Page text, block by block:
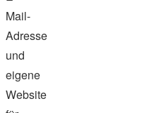
Mail-
Adresse
und
eigene
Website